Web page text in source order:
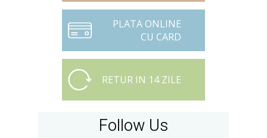
PLATA ONLINE
CU CARD
RETUR IN 14 ZILE
Follow Us